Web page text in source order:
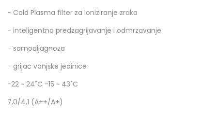
- Cold Plasma filter za ioniziranje zraka
- inteligentno predzagrijavanje i odmrzavanje
- samodijagnoza
- grijač vanjske jedinice
-22 ~ 24˚C -15 ~ 43˚C
7,0/4,1 (A++/A+)